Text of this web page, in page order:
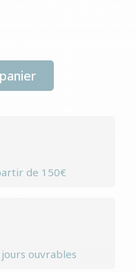
de 150€
ouvrables